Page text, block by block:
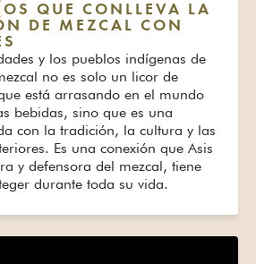
QUE CONLLEVA LA
DE MEZCAL CON
y los pueblos indígenas de
no es solo un licor de
está arrasando en el mundo
bebidas, sino que es una
con la tradición, la cultura y las
Es una conexión que Asis
y defensora del mezcal, tiene
durante toda su vida.